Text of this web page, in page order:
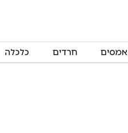
אמסים חרדים כלכלה